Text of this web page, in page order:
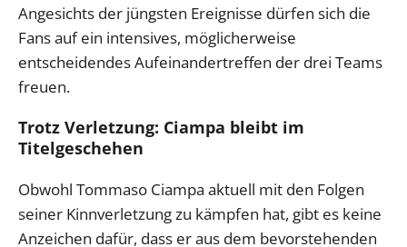
Angesichts der jüngsten Ereignisse dürfen sich die
Fans auf ein intensives, möglicherweise
entscheidendes Aufeinandertreffen der drei Teams
freuen.
Trotz Verletzung: Ciampa bleibt im
Titelgeschehen
Obwohl Tommaso Ciampa aktuell mit den Folgen
seiner Kinnverletzung zu kämpfen hat, gibt es keine
Anzeichen dafür, dass er aus dem bevorstehenden